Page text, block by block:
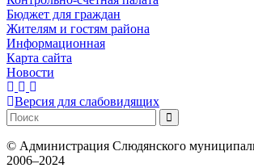
Бюджет для граждан
Жителям и гостям района
Информационная
Карта сайта
Новости
Версия для слабовидящих
© Администрация Слюдянского
2006–2024